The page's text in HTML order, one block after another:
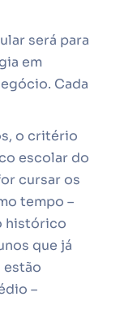
será para
em
Cada
o critério
escolar do
cursar os
tempo –
histórico
que já
estão
–